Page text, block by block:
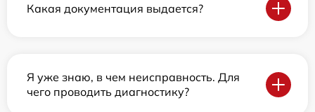
Какая документация выдается?
Я уже знаю, в чем неисправность. Для
чего проводить диагностику?